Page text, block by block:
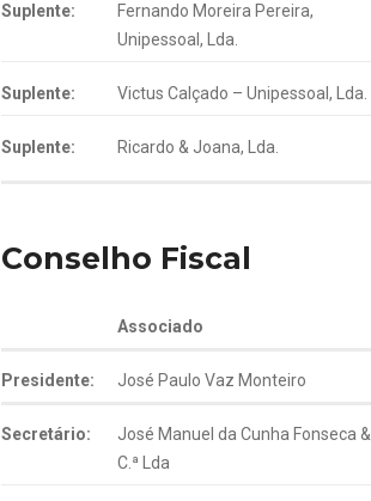
Suplente:
Fernando Moreira Pereira,
Unipessoal, Lda.
Suplente: Victus Calçado – Unipessoal, Lda.
Suplente: Ricardo & Joana, Lda.
Conselho Fiscal
Associado
Presidente: José Paulo Vaz Monteiro
Secretário:
José Manuel da Cunha Fonseca &
C.ª Lda